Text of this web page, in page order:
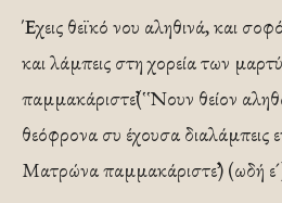
Έχεις θεϊκό νου αληθινά, και
και λάμπεις στη χορεία των
παμμακάριστε᾽᾽(῾῾Νουν θείον
θεόφρονα συ έχουσα διαλάμπεις
Ματρώνα παμμακάριστε᾽᾽) (ωδή